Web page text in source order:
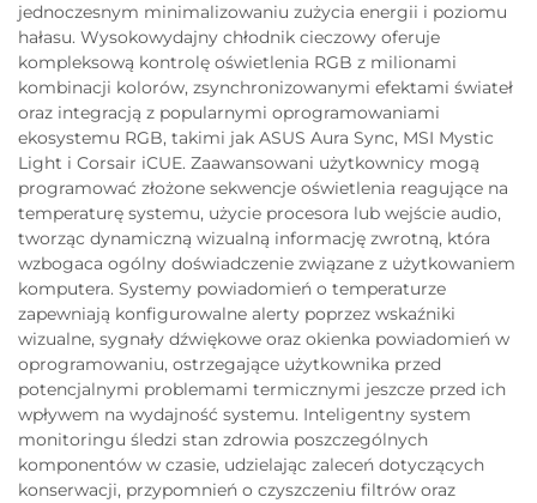
jednoczesnym minimalizowaniu zużycia energii i poziomu
hałasu. Wysokowydajny chłodnik cieczowy oferuje
kompleksową kontrolę oświetlenia RGB z milionami
kombinacji kolorów, zsynchronizowanymi efektami świateł
oraz integracją z popularnymi oprogramowaniami
ekosystemu RGB, takimi jak ASUS Aura Sync, MSI Mystic
Light i Corsair iCUE. Zaawansowani użytkownicy mogą
programować złożone sekwencje oświetlenia reagujące na
temperaturę systemu, użycie procesora lub wejście audio,
tworząc dynamiczną wizualną informację zwrotną, która
wzbogaca ogólny doświadczenie związane z użytkowaniem
komputera. Systemy powiadomień o temperaturze
zapewniają konfigurowalne alerty poprzez wskaźniki
wizualne, sygnały dźwiękowe oraz okienka powiadomień w
oprogramowaniu, ostrzegające użytkownika przed
potencjalnymi problemami termicznymi jeszcze przed ich
wpływem na wydajność systemu. Inteligentny system
monitoringu śledzi stan zdrowia poszczególnych
komponentów w czasie, udzielając zaleceń dotyczących
konserwacji, przypomnień o czyszczeniu filtrów oraz